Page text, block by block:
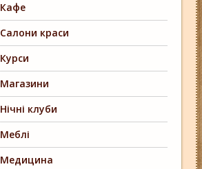
Кафе
Салони краси
Курси
Магазини
Нічні клуби
Меблі
Медицина